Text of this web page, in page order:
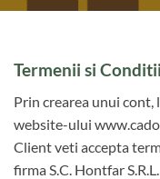
Termenii si Conditii
Prin crearea unui
website-ului
Client veti accepta
firma S.C. Hontfar